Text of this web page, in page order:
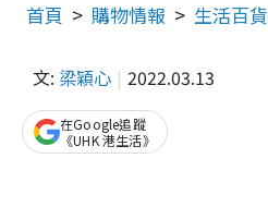
首頁 購物情報 生活百貨
文: 梁穎心 2022.03.13
在Google追蹤
《UHK 港生活》